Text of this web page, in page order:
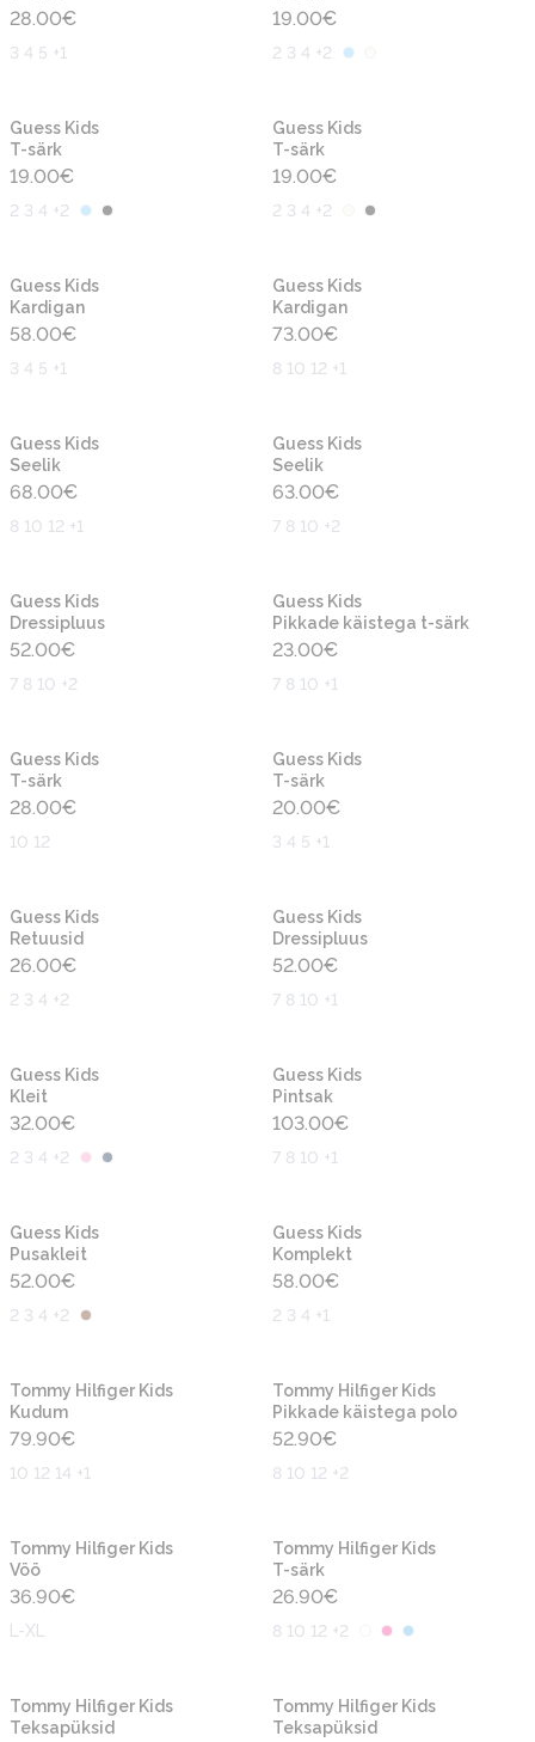
28.00€
3 4 5 +1
19.00€
2 3 4 +2
Guess Kids
T-särk
19.00€
2 3 4 +2
Guess Kids
T-särk
19.00€
2 3 4 +2
Guess Kids
Kardigan
58.00€
3 4 5 +1
Guess Kids
Kardigan
73.00€
8 10 12 +1
Guess Kids
Seelik
68.00€
8 10 12 +1
Guess Kids
Seelik
63.00€
7 8 10 +2
Guess Kids
Dressipluus
52.00€
7 8 10 +2
Guess Kids
Pikkade käistega t-särk
23.00€
7 8 10 +1
Guess Kids
T-särk
28.00€
10 12
Guess Kids
T-särk
20.00€
3 4 5 +1
Guess Kids
Retuusid
26.00€
2 3 4 +2
Guess Kids
Dressipluus
52.00€
7 8 10 +1
Guess Kids
Kleit
32.00€
2 3 4 +2
Guess Kids
Pintsak
103.00€
7 8 10 +1
Guess Kids
Pusakleit
52.00€
2 3 4 +2
Guess Kids
Komplekt
58.00€
2 3 4 +1
Tommy Hilfiger Kids
Kudum
79.90€
10 12 14 +1
Tommy Hilfiger Kids
Pikkade käistega polo
52.90€
8 10 12 +2
Tommy Hilfiger Kids
Vöö
36.90€
L-XL
Tommy Hilfiger Kids
T-särk
26.90€
8 10 12 +2
Tommy Hilfiger Kids
Teksapüksid
Tommy Hilfiger Kids
Teksapüksid